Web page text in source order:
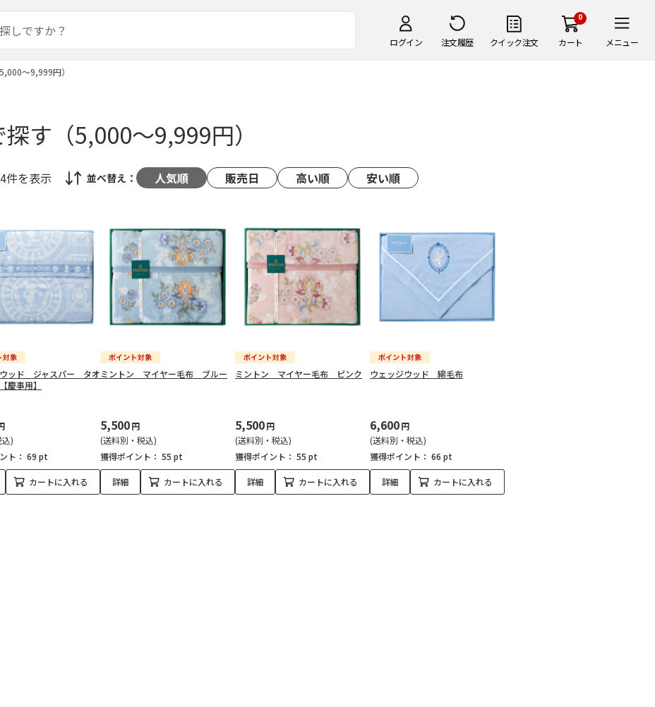
ログイン 注文履歴 クイック注文
0
カート メニュー
～9,999円）
す（5,000～9,999円）
件を表示 並べ替え： 人気順 販売日 高い順 安い順
ウッド ジャスパー タオ
慶事用】
)
ト： 69 pt
カートに入れる
ミントン マイヤー毛布 ブルー
5,500円
(送料別・税込)
獲得ポイント： 55 pt
詳細 カートに入れる
ミントン マイヤー毛布 ピンク
5,500円
(送料別・税込)
獲得ポイント： 55 pt
詳細 カートに入れる
ウェッジウッド 綿毛布
6,600円
(送料別・税込)
獲得ポイント： 66 pt
詳細 カートに入れる